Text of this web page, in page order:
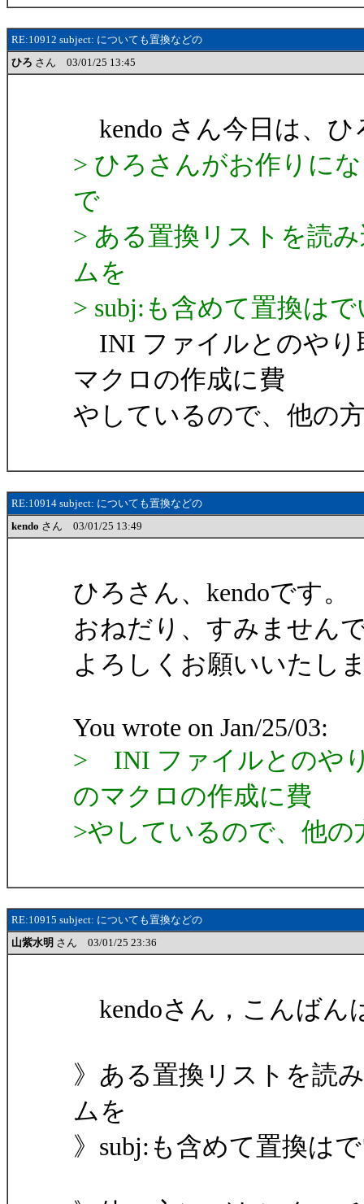
RE:10912 subject: についても置換などの
ひろ さん 03/01/25 13:45
kendo さん今日は、ひ
> ひろさんがお作りに
で
> ある置換リストを読
ムを
> subj:も含めて置換は
INI ファイルとのやり
マクロの作成に費
やしているので、他の
RE:10914 subject: についても置換などの
kendo さん 03/01/25 13:49
ひろさん、kendoです。
おねだり、すみません
よろしくお願いいたし
You wrote on Jan/25/03:
> INI ファイルとのや
のマクロの作成に費
>やしているので、他
RE:10915 subject: についても置換などの
山紫水明 さん 03/01/25 23:36
kendoさん，こんばん
》ある置換リストを読
ムを
》subj:も含めて置換は